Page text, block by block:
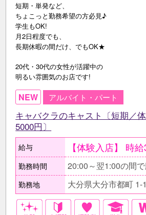
短期・単発など、
ちょこっと勤務希望の方必見♪
学生もOK!
月2日程度でも、
長期休暇の間だけ、でもOK★
20代・30代の女性が活躍中の
明るい雰囲気のお店です!
NEW アルバイト・パート
キャバクラのキャスト〔短期／
5000円〕
給与
勤務時間
勤務地